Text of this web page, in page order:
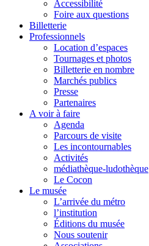
Accessibilité
Foire aux questions
Billetterie
Professionnels
Location d’espaces
Tournages et photos
Billetterie en nombre
Marchés publics
Presse
Partenaires
A voir à faire
Agenda
Parcours de visite
Les incontournables
Activités
médiathèque-ludothèque
Le Cocon
Le musée
L’arrivée du métro
l’institution
Éditions du musée
Nous soutenir